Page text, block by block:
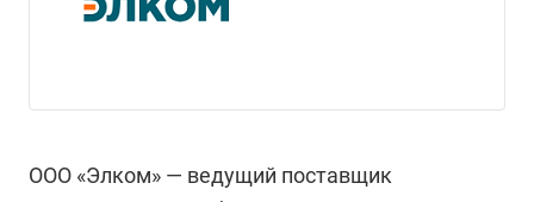
ООО «Элком» — ведущий поставщик